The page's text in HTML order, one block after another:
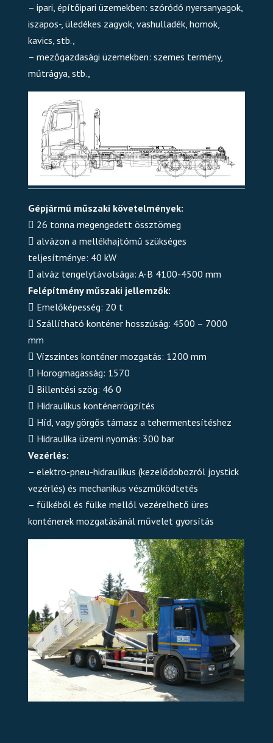
– ipari, építőipari üzemekben: szóródó nyersanyagok,
iszapos-, üledékes zagyok, vashulladék, homok,
kavics, stb.,
– mezőgazdasági üzemekben: szemes termény,
műtrágya, stb.,
Gépjármű műszaki követelmények:
􀀂 26 tonna megengedett össztömeg
􀀂 alvázon a mellékhajtómű szükséges
teljesítménye: 40 kW
􀀂 alváz tengelytávolsága: A-B 4100-4500 mm
Felépítmény műszaki jellemzők:
􀀂 Emelőképesség: 20 t
􀀂 Szállítható konténer hosszúság: 4500 – 7000
mm
􀀂 Vízszintes konténer mozgatás: 1200 mm
􀀂 Horogmagasság: 1570
􀀂 Billentési szög: 46 0
􀀂 Hidraulikus konténerrögzítés
􀀂 Híd, vagy görgős támasz a tehermentesítéshez
􀀂 Hidraulika üzemi nyomás: 300 bar
Vezérlés:
– elektro-pneu-hidraulikus (kezelődobozról joystick
vezérlés) és mechanikus vészműködtetés
– fülkéből és fülke mellől vezérelhető üres
konténerek mozgatásánál művelet gyorsítás
Hooklift2